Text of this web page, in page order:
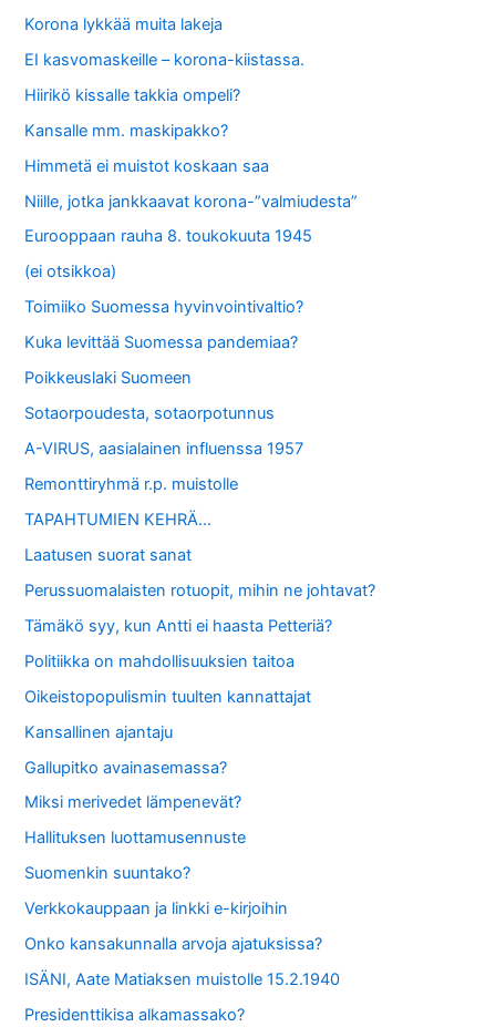
Korona lykkää muita lakeja
EI kasvomaskeille – korona-kiistassa.
Hiirikö kissalle takkia ompeli?
Kansalle mm. maskipakko?
Himmetä ei muistot koskaan saa
Niille, jotka jankkaavat korona-”valmiudesta”
Eurooppaan rauha 8. toukokuuta 1945
(ei otsikkoa)
Toimiiko Suomessa hyvinvointivaltio?
Kuka levittää Suomessa pandemiaa?
Poikkeuslaki Suomeen
Sotaorpoudesta, sotaorpotunnus
A-VIRUS, aasialainen influenssa 1957
Remonttiryhmä r.p. muistolle
TAPAHTUMIEN KEHRÄ…
Laatusen suorat sanat
Perussuomalaisten rotuopit, mihin ne johtavat?
Tämäkö syy, kun Antti ei haasta Petteriä?
Politiikka on mahdollisuuksien taitoa
Oikeistopopulismin tuulten kannattajat
Kansallinen ajantaju
Gallupitko avainasemassa?
Miksi merivedet lämpenevät?
Hallituksen luottamusennuste
Suomenkin suuntako?
Verkkokauppaan ja linkki e-kirjoihin
Onko kansakunnalla arvoja ajatuksissa?
ISÄNI, Aate Matiaksen muistolle 15.2.1940
Presidenttikisa alkamassako?